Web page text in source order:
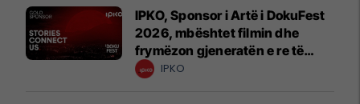
IPKO, Sponsor i Artë i DokuFest
2026, mbështet filmin dhe
frymëzon gjeneratën e re të
krijuesve
IPKO